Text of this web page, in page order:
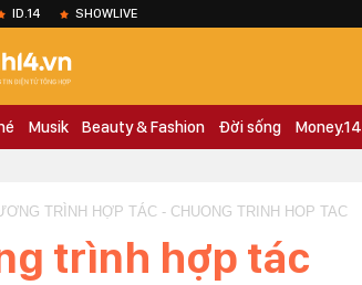
ID.14 SHOWLIVE
Musik Beauty & Fashion Đời sống Money.14
TRÌNH HỢP TÁC - CHUONG TRINH HOP TAC
trình hợp tác